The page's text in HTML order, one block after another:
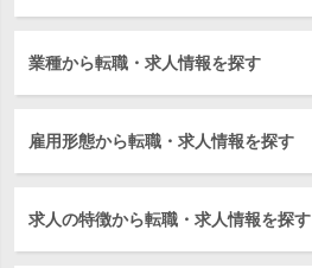
業種から転職・求人情報を探す
雇用形態から転職・求人情報を探す
求人の特徴から転職・求人情報を探す